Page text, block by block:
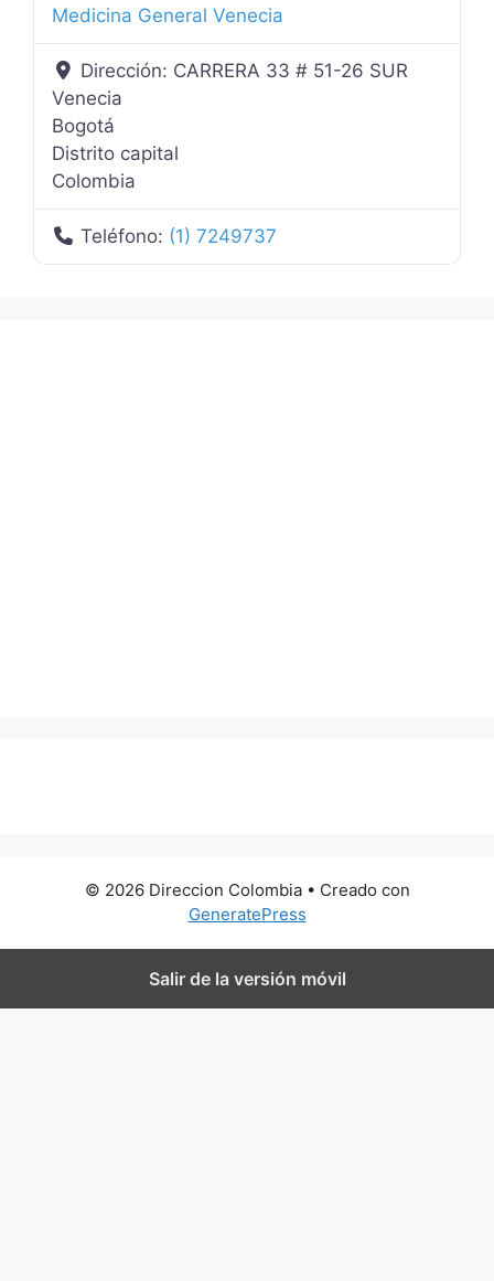
Medicina General Venecia
Dirección: CARRERA 33 # 51-26 SUR
Venecia
Bogotá
Distrito capital
Colombia
Teléfono: (1) 7249737
© 2026 Direccion Colombia• Creado con
GeneratePress
Salir de la versión móvil